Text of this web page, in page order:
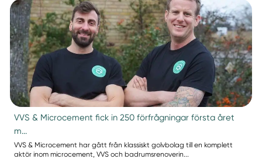
VVS & Microcement fick in 250 förfrågningar första året
m...
VVS & Microcement har gått från klassiskt golvbolag till en komplett
aktör inom microcement, VVS och badrumsrenoverin...